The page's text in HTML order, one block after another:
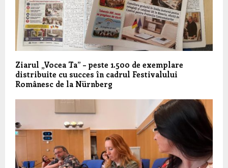
Ziarul „Vocea Ta” – peste 1.500 de exemplare
distribuite cu succes în cadrul Festivalului
Românesc de la Nürnberg